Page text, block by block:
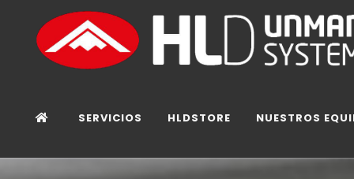
SERVICIOS HLDSTORE NUESTROS